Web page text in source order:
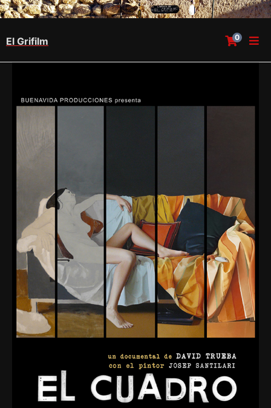
El Grifilm 0